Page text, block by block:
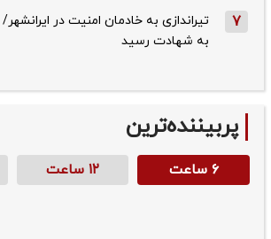
7
تیراندازی به خادمان امنیت در
به شهادت رسید
پربیننده‌ترین
۶ ساعت ۱۲ ساعت